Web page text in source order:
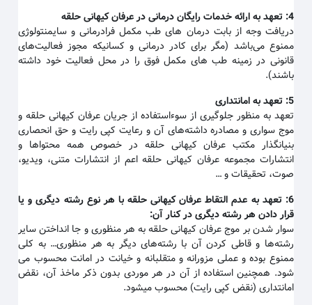
تعهد به ارائه خدمات رایگان درمانی در عرفان کیهانی حلقه
دریافت وجه از بابت درمان های طب مکمل فرادرمانی و سایمنتولوژی
ممنوع می‌باشد (مگر برای کادر درمانی و کسانیکه مجوز فعالیت‌های
قانونی در زمینه طب های مکمل فوق را در محل فعالیت خود داشته
باشند).
تعهد به امانتداری
تعهد به منظور جلوگیری از سوءاستفاده از جریان عرفان کیهانی حلقه و
موج سواری و مصادره داشته‌های آن و رعایت کپی رایت و حق انحصاری
بنیانگذار مکتب عرفان کیهانی حلقه در خصوص همه محتواها و
انتشارات مجموعه عرفان کیهانی حلقه اعم از انتشارات متنی، ویدیو،
صوت، تحقیقات و …
تعهد به عدم التقاط عرفان کیهانی حلقه با هر نوع رشته دیگری و یا
قرار دادن هر رشته دیگری در کنار آن:
سوار شدن بر موج عرفان کیهانی حلقه به هر منظوری و جا انداختن سایر
رشته‌ها و قاطی کردن آن با رشته‌های دیگر به هر منظوری… به کلی
ممنوع بوده و عملی مزورانه و متقلبانه و خیانت در امانت محسوب می
شود. همچنین استفاده از آن در هر موردی بدون ذکر ماخذ آن، نقض
امانتداری (نقض کپی رایت) محسوب میشود.